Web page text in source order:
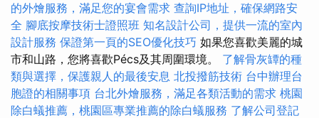
的外燴服務，滿足您的宴會需求 查詢IP地址，確保網路安
全 腳底按摩技術士證照班 知名設計公司，提供一流的室內
設計服務 保證第一頁的SEO優化技巧 如果您喜歡美麗的城
市和山路，您將喜歡Pécs及其周圍環境。 了解骨灰罈的種
類與選擇，保護親人的最後安息 北投撥筋技術 台中辦理台
胞證的相關事項 台北外燴服務，滿足各類活動的需求 桃園
除白蟻推薦，桃園區專業推薦的除白蟻服務 了解公司登記